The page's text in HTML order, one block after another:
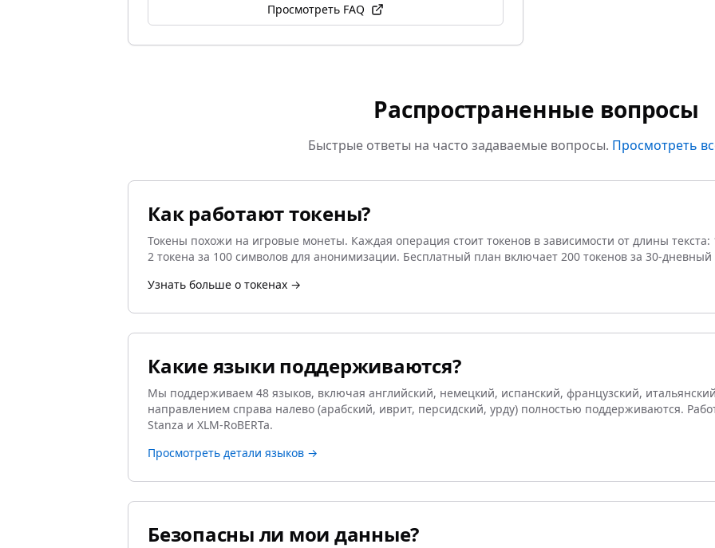
Просмотреть FAQ
Распространенные вопросы
Быстрые ответы на часто задаваемые вопросы. Просмотреть
Как работают токены?
Токены похожи на игровые монеты. Каждая операция стоит токенов в зависимости от длины текста:
2 токена за 100 символов для анонимизации. Бесплатный план включает 200 токенов за 30-дневный
Узнать больше о токенах →
Какие языки поддерживаются?
Мы поддерживаем 48 языков, включая английский, немецкий, испанский, французский,
направлением справа налево (арабский, иврит, персидский, урду) полностью поддерживаются.
Stanza и XLM-RoBERTa.
Просмотреть детали языков →
Безопасны ли мои данные?